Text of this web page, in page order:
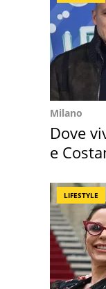
Milano
Dove
e
LIFESTYLE